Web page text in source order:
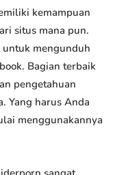
kemampuan
situs mana pun.
mengunduh
Bagian terbaik
pengetahuan
Yang harus Anda
menggunakannya